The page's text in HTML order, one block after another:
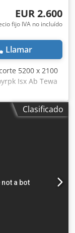
EUR 2.600
fijo IVA no incluído
Llamar
5200 x 2100
Isx Ab Tewa
x 1500 x
Clasificado